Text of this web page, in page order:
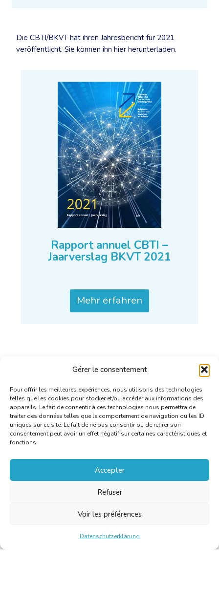
Gérer le consentement
Pour offrir les meilleures expériences, nous utilisons des technologies
telles que les cookies pour stocker et/ou accéder aux informations des
appareils. Le fait de consentir à ces technologies nous permettra de
traiter des données telles que le comportement de navigation ou les ID
uniques sur ce site. Le fait de ne pas consentir ou de retirer son
consentement peut avoir un effet négatif sur certaines caractéristiques et
fonctions.
Accepter
Refuser
Voir les préférences
Datenschutzerklärung
Die CBTI/BKVT hat ihren Jahresbericht für 2021
veröffentlicht. Sie können ihn hier herunterladen.
Rapport annuel CBTI –
Jaarverslag BKVT 2021
Mehr erfahren